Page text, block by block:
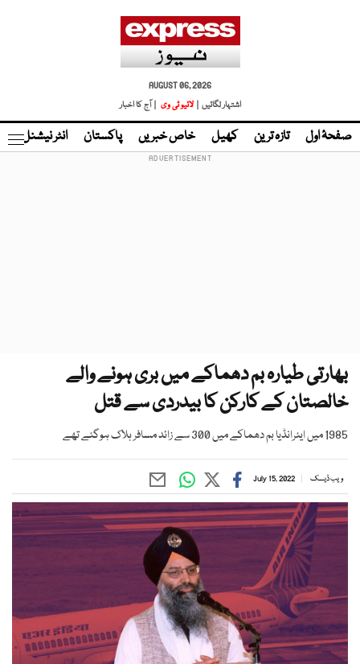
AUGUST 06, 2026
اشتہار لگائیں |
لائیو ٹی وی | آج کا اخبار
صفحۂ اول تازہ ترین کھیل خاص خبریں پاکستان انٹر نیشنل
بھارتی طیارہ بم دھماکے میں بری ہونے والے
خالصتان کے کارکن کا بیدردی سے قتل
1985 میں ایئرانڈیا بم دھماکے میں 300 سے زائد مسافر ہلاک ہوگئے تھے
ویب ڈیسک July 15, 2022